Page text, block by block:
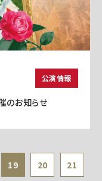
公演情報
のお知らせ
19 20 21